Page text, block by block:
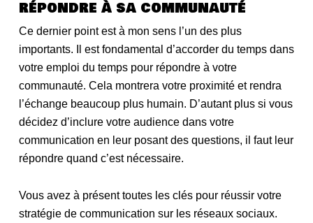
répondre à sa communauté
Ce dernier point est à mon sens l’un des plus
importants. Il est fondamental d’accorder du temps dans
votre emploi du temps pour répondre à votre
communauté. Cela montrera votre proximité et rendra
l’échange beaucoup plus humain. D’autant plus si vous
décidez d’inclure votre audience dans votre
communication en leur posant des questions, il faut leur
répondre quand c’est nécessaire.
Vous avez à présent toutes les clés pour réussir votre
stratégie de communication sur les réseaux sociaux.